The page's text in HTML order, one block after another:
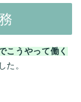
こうやって働く
た。